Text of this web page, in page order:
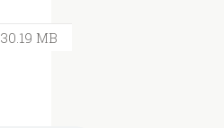
30.19 MB